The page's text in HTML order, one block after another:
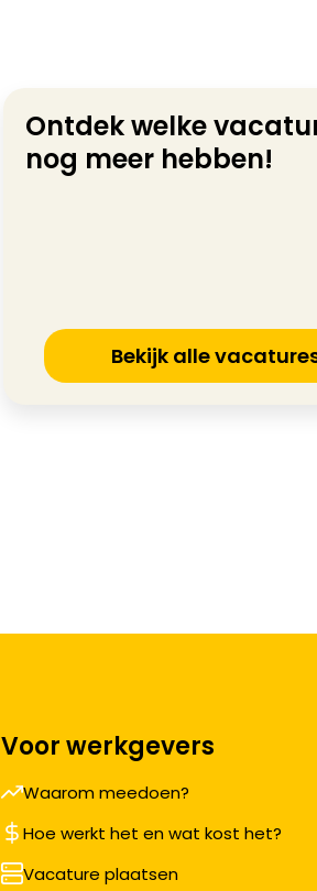
Ontdek welke
nog meer hebben!
Bekijk alle
Voor werkgevers
Waarom meedoen?
Hoe werkt het en wat kost het?
Vacature plaatsen